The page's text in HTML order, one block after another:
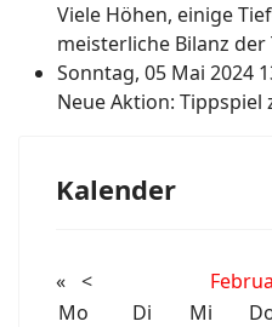
Viele Höhen, einige
meisterliche Bilanz
Sonntag, 05 Mai 2024
Neue Aktion: Tippspiel
Kalender
« <
Mo
Di Mi